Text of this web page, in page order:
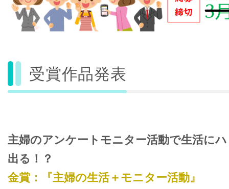
受賞作品発表
主婦のアンケートモニター活動で生活に
出る！？
金賞：『主婦の生活＋モニター活動』